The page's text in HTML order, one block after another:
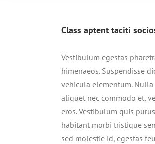
Class aptent taciti
Vestibulum egestas
himenaeos. Suspendisse
vehicula elementum. Nulla
aliquet nec commodo et,
eros. Vestibulum quis
habitant morbi tristique
sed molestie id, egestas